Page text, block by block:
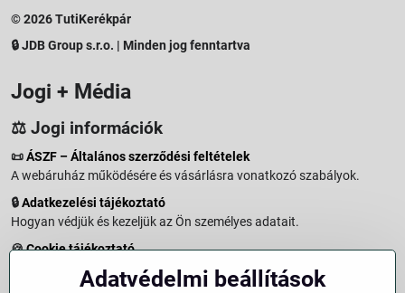
© 2026 TutiKerékpár
🔒 JDB Group s.r.o. | Minden jog fenntartva
Jogi + Média
⚖️ Jogi információk
📜ÁSZF – Általános szerződési feltételek
A webáruház működésére és vásárlásra vonatkozó szabályok.
🔒Adatkezelési tájékoztató
Hogyan védjük és kezeljük az Ön személyes adatait.
🍪Cookie tájékoztató
A weboldalon használt sütikről és adatkezelésről.
Adatvédelmi beállítások